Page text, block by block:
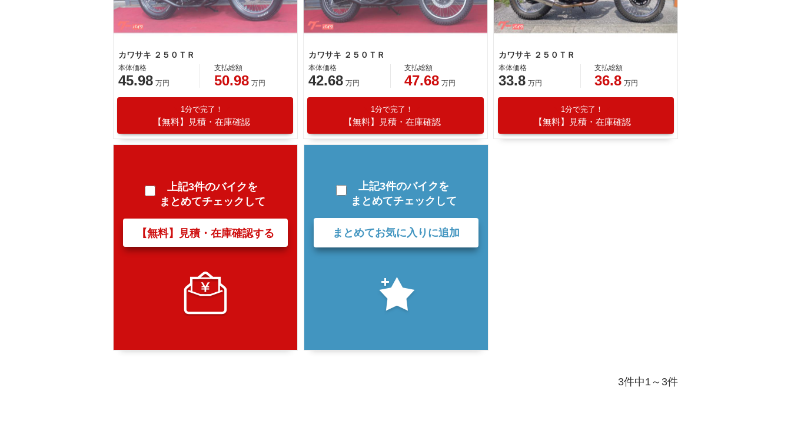
カワサキ ２５０ＴＲ
本体価格
45.98 万円
支払総額
50.98 万円
1分で完了！
【無料】見積・在庫確認
カワサキ ２５０ＴＲ
本体価格
42.68 万円
支払総額
47.68 万円
1分で完了！
【無料】見積・在庫確認
カワサキ ２５０ＴＲ
本体価格
33.8 万円
支払総額
36.8 万円
1分で完了！
【無料】見積・在庫確認
上記3件のバイクを
まとめてチェックして
【無料】見積・在庫確認する
上記3件のバイクを
まとめてチェックして
まとめてお気に入りに追加
3件中1～3件